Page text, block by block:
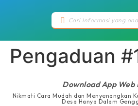
Pengaduan
Download App Web
Nikmati Cara Mudah dan Menyenangkan
Desa Hanya Dalam